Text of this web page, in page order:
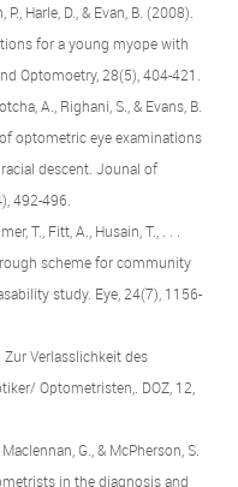
Harle, D., & Evan, B. (2008).
for a young myope with
Optomoetry, 28(5), 404-421.
A., Righani, S., & Evans, B.
optometric eye examinations
descent. Jounal of
492-496.
T., Fitt, A., Husain, T., . . .
scheme for community
study. Eye, 24(7), 1156-
Zur Verlasslichkeit des
Optometristen,. DOZ, 12,
G., & McPherson, S.
in the diagnosis and